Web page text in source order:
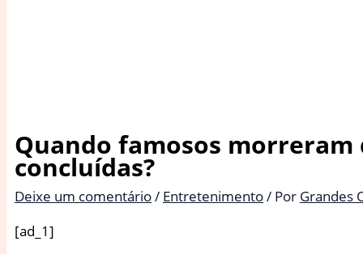
Quando famosos
concluídas?
Deixe um comentário/ Entretenimento/ Por Grandes
[ad_1]